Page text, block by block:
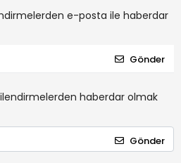
e-posta ile haberdar
Gönder
haberdar olmak
Gönder